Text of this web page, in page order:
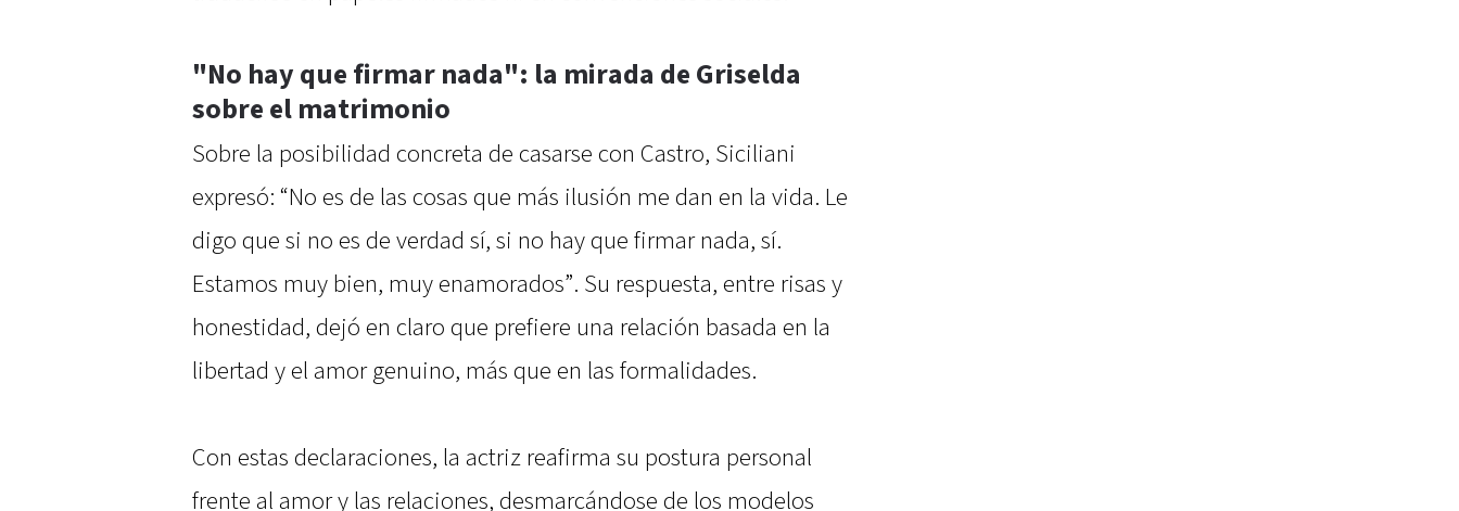
"No hay que firmar nada": la mirada de Griselda
sobre el matrimonio
Sobre la posibilidad concreta de casarse con Castro, Siciliani
expresó: “No es de las cosas que más ilusión me dan en la vida. Le
digo que si no es de verdad sí, si no hay que firmar nada, sí.
Estamos muy bien, muy enamorados”. Su respuesta, entre risas y
honestidad, dejó en claro que prefiere una relación basada en la
libertad y el amor genuino, más que en las formalidades.
Con estas declaraciones, la actriz reafirma su postura personal
frente al amor y las relaciones, desmarcándose de los modelos